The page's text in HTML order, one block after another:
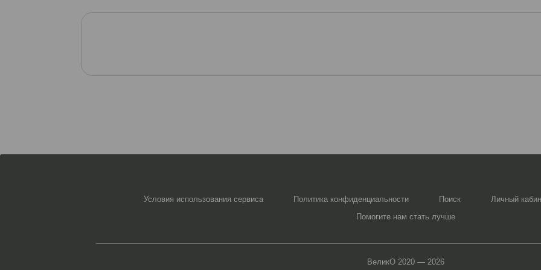
Условия использования сервиса Политика конфиденциальности Поиск Личный
Помогите нам стать лучше
ВеликО 2020 — 2026